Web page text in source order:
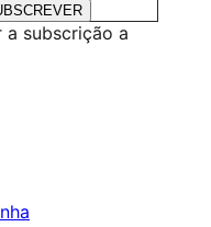
a subscrição a